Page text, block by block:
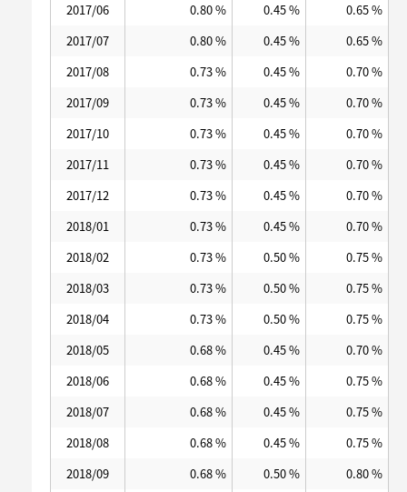
2017/06
0.80 % 0.45 %
0.65 %
2017/07
0.80 % 0.45 %
0.65 %
2017/08
0.73 % 0.45 %
0.70 %
2017/09
0.73 % 0.45 %
0.70 %
2017/10
0.73 % 0.45 %
0.70 %
2017/11
0.73 % 0.45 %
0.70 %
2017/12
0.73 % 0.45 %
0.70 %
2018/01
0.73 % 0.45 %
0.70 %
2018/02
0.73 % 0.50 %
0.75 %
2018/03
0.73 % 0.50 %
0.75 %
2018/04
0.73 % 0.50 %
0.75 %
2018/05
0.68 % 0.45 %
0.70 %
2018/06
0.68 % 0.45 %
0.75 %
2018/07
0.68 % 0.45 %
0.75 %
2018/08
0.68 % 0.45 %
0.75 %
2018/09
0.68 % 0.50 %
0.80 %